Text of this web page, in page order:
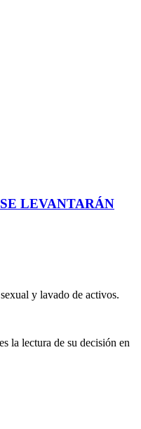
LEVANTARÁN
y lavado de activos.
la lectura de su decisión en